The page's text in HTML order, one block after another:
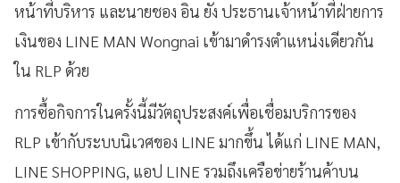
หน้าที่บริหาร และนายชอง อิน ยัง ประธานเจ้าหน้าที่ฝ่ายการ
เงินของ LINE MAN Wongnai เข้ามาดำรงตำแหน่งเดียวกัน
ใน RLP ด้วย
การซื้อกิจการในครั้งนี้มีวัตถุประสงค์เพื่อเชื่อมบริการของ
RLP เข้ากับระบบนิเวศของ LINE มากขึ้น ได้แก่ LINE MAN,
LINE SHOPPING, แอป LINE รวมถึงเครือข่ายร้านค้าบน